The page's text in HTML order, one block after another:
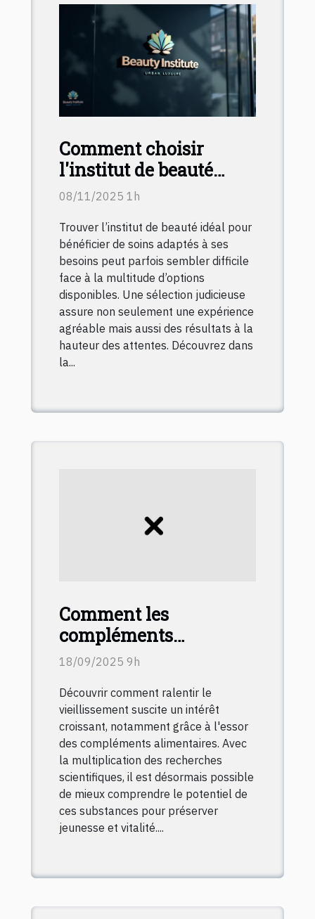
Comment choisir
l'institut de beauté
idéal pour vos soins ?
08/11/2025 1h
Trouver l’institut de beauté idéal pour
bénéficier de soins adaptés à ses
besoins peut parfois sembler difficile
face à la multitude d’options
disponibles. Une sélection judicieuse
assure non seulement une expérience
agréable mais aussi des résultats à la
hauteur des attentes. Découvrez dans
la...
Comment les
compléments
alimentaires peuvent
vieillissement ?
18/09/2025 9h
Découvrir comment ralentir le
vieillissement suscite un intérêt
croissant, notamment grâce à l'essor
des compléments alimentaires. Avec
la multiplication des recherches
scientifiques, il est désormais possible
de mieux comprendre le potentiel de
ces substances pour préserver
jeunesse et vitalité....